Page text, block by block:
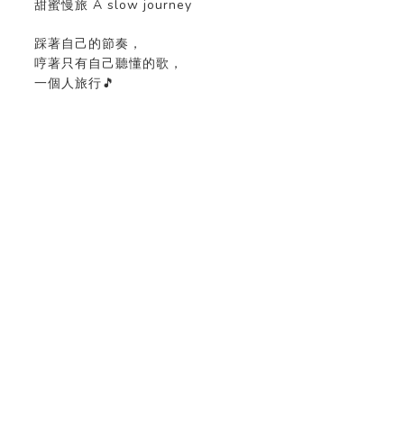
甜蜜慢旅 A slow journey
踩著自己的節奏，
哼著只有自己聽懂的歌，
一個人旅行🎵